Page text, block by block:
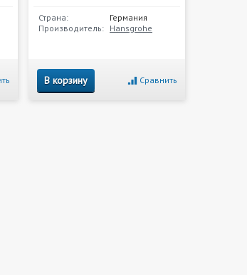
Страна:
Германия
Производитель: Hansgrohe
В корзину Сравнить